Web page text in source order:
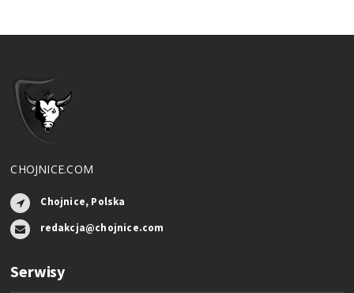
CHOJNICE.COM
Chojnice, Polska
redakcja@chojnice.com
Serwisy